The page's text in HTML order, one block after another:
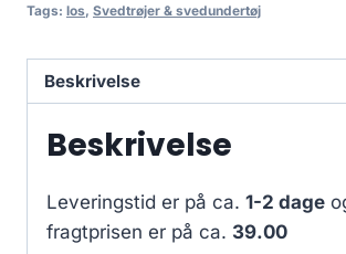
Tags: los, Svedtrøjer & svedundertøj
Beskrivelse
Beskrivelse
Leveringstid er på ca. 1-2 dage
fragtprisen er på ca. 39.00